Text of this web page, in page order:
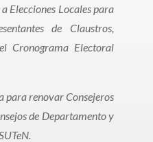
Elecciones Locales para
de Claustros,
Cronograma Electoral
para renovar Consejeros
de Departamento y